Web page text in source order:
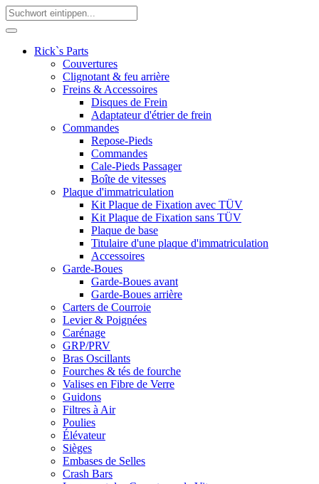
Rick`s Parts
Couvertures
Clignotant & feu arrière
Freins & Accessoires
Disques de Frein
Adaptateur d'étrier de frein
Commandes
Repose-Pieds
Commandes
Cale-Pieds Passager
Boîte de vitesses
Plaque d'immatriculation
Kit Plaque de Fixation avec TÜV
Kit Plaque de Fixation sans TÜV
Plaque de base
Titulaire d'une plaque d'immatriculation
Accessoires
Garde-Boues
Garde-Boues avant
Garde-Boues arrière
Carters de Courroie
Levier & Poignées
Carénage
GRP/PRV
Bras Oscillants
Fourches & tés de fourche
Valises en Fibre de Verre
Guidons
Filtres à Air
Poulies
Élévateur
Sièges
Embases de Selles
Crash Bars